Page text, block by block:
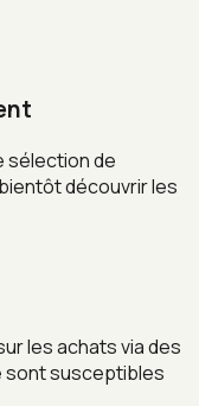
sélection de
découvrir les
les achats via des
sont susceptibles